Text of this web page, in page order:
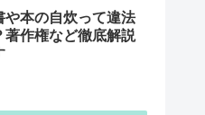
や本の自炊って違法
著作権など徹底解説